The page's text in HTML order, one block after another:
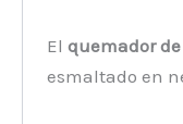
Elquemador
esmaltado en